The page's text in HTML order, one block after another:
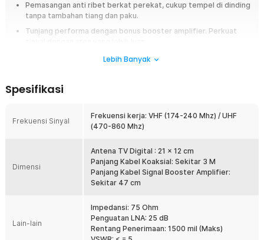
Pemasangan anti ribet berkat perekat, cukup tempel di dinding
tanpa tambahan tiang dan paku.
Tunjang performa dengan bonus booster amplifier. Perkuat
Daya gain 25 dB terbaik di kelasnya agar tak ada lagi gangguan
Luasnya frekuensi UHF dan VHF hadirkan lebih banyak saluran
hiburan terkini.
Overview
Mampu menangkap sinyal channel VHF dan UHF dengan optimal. Cocok
digunakan sebagai antena indoor karena desainnya yang tipis dan dapat
ditempel menggunakan stiker perekat. Menariknya lagi, antena TV digital
ini juga mampu menangkap siaran digital lokal seperti TVRI, RCTI, Metro
Fitur
Lebih Banyak
Spesifikasi
Frekuensi Sinyal
Frekuensi kerja: VHF (174-240 Mhz) / UHF
(470-860 Mhz)
Dimensi
Antena TV Digital : 21 x 12 cm
Panjang Kabel Koaksial: Sekitar 3 M
Panjang Kabel Signal Booster Amplifier:
Sekitar 47 cm
Lain-lain
Impedansi: 75 Ohm
Penguatan LNA: 25 dB
Rentang Penerimaan: 1500 mil (Maks)